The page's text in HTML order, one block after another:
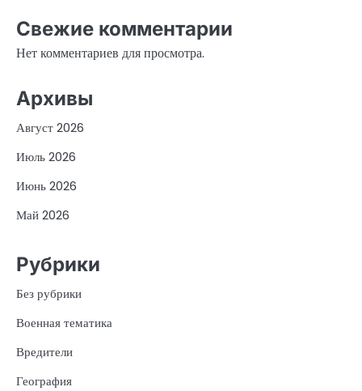
Свежие комментарии
Нет комментариев для просмотра.
Архивы
Август 2026
Июль 2026
Июнь 2026
Май 2026
Рубрики
Без рубрики
Военная тематика
Вредители
География